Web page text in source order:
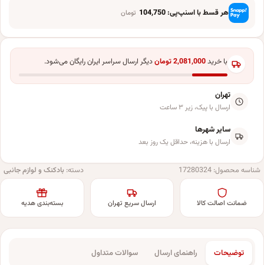
هر قسط با اسنپ‌پی:104,750 تومان
با خرید2,081,000توماندیگر ارسال سراسر ایران رایگان می‌شود.
تهران
ارسال با پیک، زیر ۳ ساعت
سایر شهرها
ارسال با هزینه، حداقل یک روز بعد
شناسه محصول: 17280324 دسته: بادکنک و لوازم جانبی
ضمانت اصالت کالا ارسال سریع تهران بسته‌بندی هدیه
توضیحات راهنمای ارسال سوالات متداول